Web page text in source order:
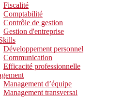
Fiscalité
Comptabilité
Contrôle de gestion
Gestion d'entreprise
Développement personnel
Communication
Efficacité professionnelle
Management d’équipe
Management transversal